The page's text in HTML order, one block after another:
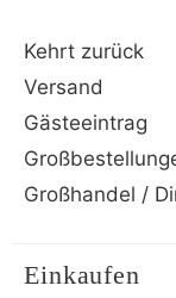
Kehrt zurück
Versand
Gästeeintrag
Großhandel /
Einkaufen